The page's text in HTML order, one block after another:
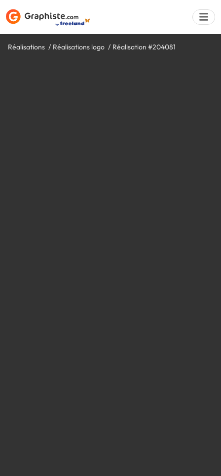
Réalisations Réalisations logo Réalisation #204081